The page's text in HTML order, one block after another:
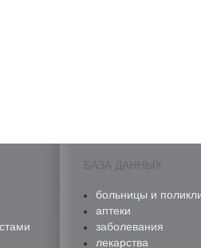
БАЗА ДАННЫХ
больницы и
аптеки
заболевания
лекарства